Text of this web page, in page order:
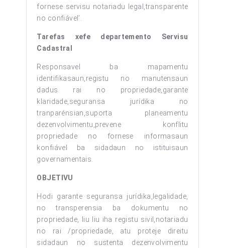
fornese servisu notariadu legal,transparente
no confiável’.
Tarefas xefe departemento Servisu
Cadastral
Responsavel ba mapamentu
identifikasaun,registu no manutensaun
dadus rai no propriedade,garante
klaridade,seguransa jurídika no
tranparénsian,suporta planeamentu
dezenvolvimentu,prevene konflitu
propriedade no fornese informasaun
konfiável ba sidadaun no istituisaun
governamentais.
OBJETIVU
Hodi garante seguransa jurídika,legalidade,
no transperensia ba dokumentu no
propriedade, liu liu iha registu sivil,notariadu
no rai /propriedade, atu proteje direitu
sidadaun no sustenta dezenvolvimentu